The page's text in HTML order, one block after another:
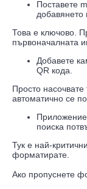
Поставете
добавянето
Това е ключово.
първоначалната
Добавете
QR кода.
Просто
автоматично се
поиска
Тук е най-
форматирате.
Ако пропуснете